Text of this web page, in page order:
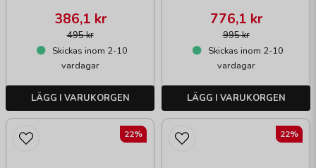
495 kr
386,1 kr
Skickas inom 2-10
vardagar
LÄGG I VARUKORGEN
995 kr
776,1 kr
Skickas inom 2-10
vardagar
LÄGG I VARUKORGEN
22% 22%